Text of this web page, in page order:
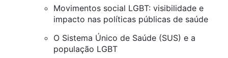
Movimentos social LGBT: visibilidade e
impacto nas políticas públicas de saúde
O Sistema Único de Saúde (SUS) e a
população LGBT